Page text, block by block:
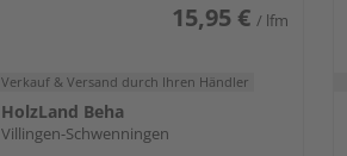
15,95 € / lfm
Verkauf & Versand durch Ihren Händler
HolzLand Beha
Villingen-Schwenningen